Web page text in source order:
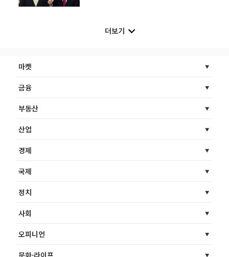
더보기
마켓
금융
부동산
산업
경제
국제
정치
사회
오피니언
문화·라이프